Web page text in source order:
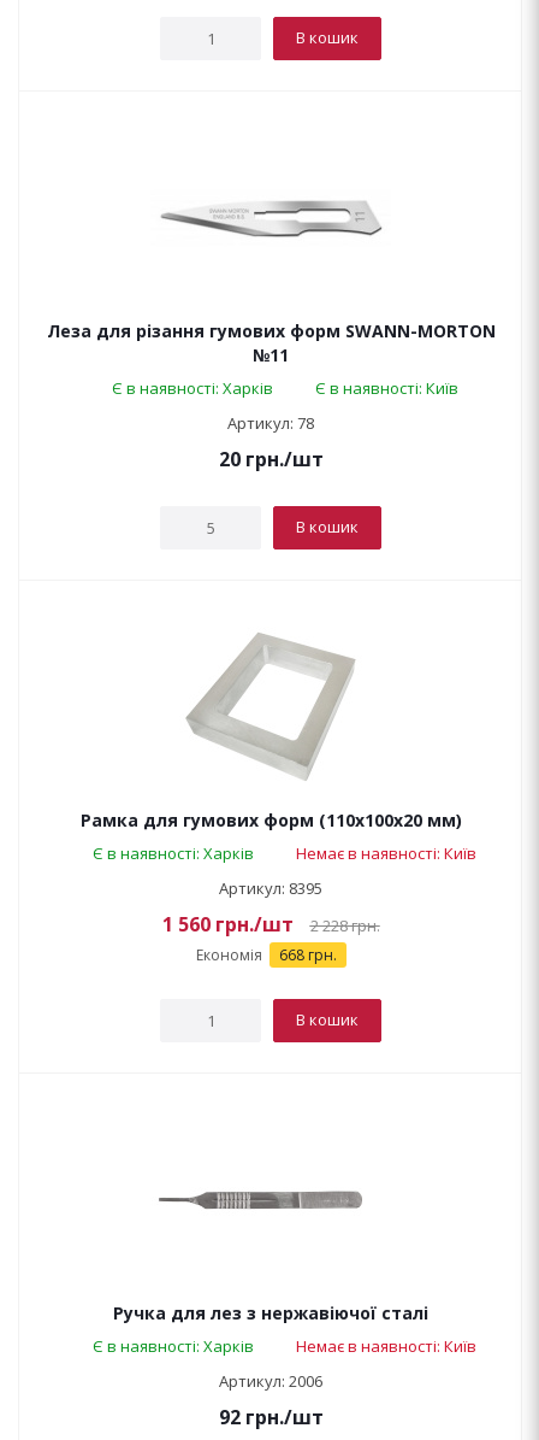
В кошик
Леза для різання гумових форм SWANN-MORTON
№11
Є в наявності: Харків
Є в наявності: Київ
Артикул: 78
20грн./шт
В кошик
Рамка для гумових форм (110х100х20 мм)
Є в наявності: Харків
Немає в наявності: Київ
Артикул: 8395
1 560грн./шт 2 228грн.
Економія 668 грн.
В кошик
Ручка для лез з нержавіючої сталі
Є в наявності: Харків
Немає в наявності: Київ
Артикул: 2006
92грн./шт